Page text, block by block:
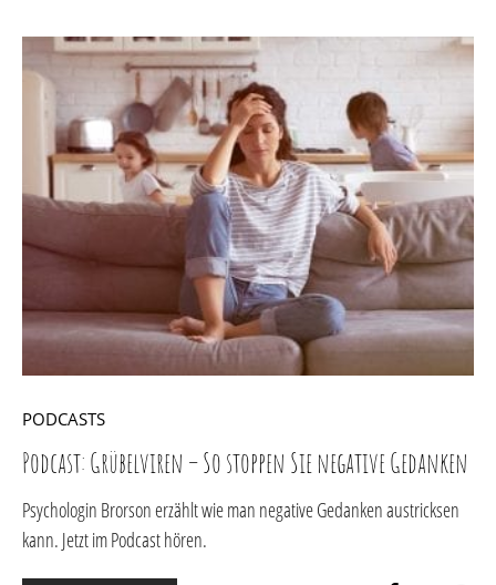
PODCASTS
Podcast: Grübelviren – So stoppen Sie negative Gedanken
Psychologin Brorson erzählt wie man negative Gedanken austricksen
kann. Jetzt im Podcast hören.